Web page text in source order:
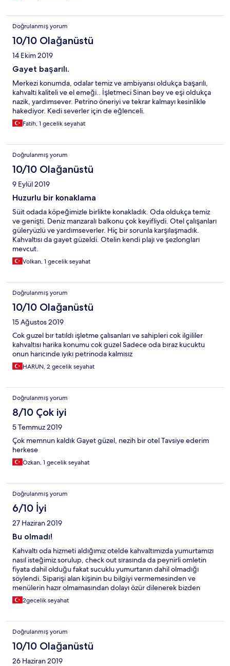
Doğrulanmış yorum
10/10 Olağanüstü
14 Ekim 2019
Gayet başarılı.
Merkezi konumda, odalar temiz ve ambiyansı oldukça başarılı,
kahvaltı kaliteli ve el emeği.. İşletmeci Sinan bey ve eşi oldukça
nazik, yardımsever. Petrino öneriyi ve tekrar kalmayı kesinlikle
hakediyor. Kedi severler için de eğlenceli.
Fatih, 1 gecelik seyahat
Doğrulanmış yorum
10/10 Olağanüstü
9 Eylül 2019
Huzurlu bir konaklama
Süit odada köpeğimizle birlikte konakladık. Oda oldukça temiz
ve genişti. Deniz manzaralı balkonu çok keyifliydi. Otel çalışanları
güleryüzlü ve yardımseverler. Hiç bir sorunla karşılaşmadık.
Kahvaltısı da gayet güzeldi. Otelin kendi plajı ve şezlongları
mevcut.
Volkan, 1 gecelik seyahat
Doğrulanmış yorum
10/10 Olağanüstü
15 Ağustos 2019
Cok guzel bır tatıldı işletme çalısanları ve sahipleri cok ilgililer
kahvaltısı harika konumu cok guzel Sadece oda bıraz kucuktu
onun harıcınde ıyıkı petrinoda kalmısız
HARUN, 2 gecelik seyahat
Doğrulanmış yorum
8/10 Çok iyi
5 Temmuz 2019
Çok memnun kaldık Gayet güzel, nezih bir otel Tavsiye ederim
herkese
Özkan, 1 gecelik seyahat
Doğrulanmış yorum
6/10 İyi
27 Haziran 2019
Bu olmadı!
Kahvaltı oda hizmeti aldığımız otelde kahvaltımızda yumurtamızı
nasıl isteğimiz sorulup, check out sırasında da peynirli omletin
fiyata dahil olduğu fakat sucuklu yumurtanın dahil olmadığı
söylendi. Siparişi alan kişinin bu bilgiyi vermemesinden ve
menülerin hazır olmamasından dolayı özür dilenerek bizden
sucuklu yumurta için 26 TL talep edilmesi ağzımızda buruk bir tat
bıraktı. Çevrede performans fiyat olarak daha iyi alternatifler var.
yerinde olur.
2gecelik seyahat
Doğrulanmış yorum
10/10 Olağanüstü
26 Haziran 2019